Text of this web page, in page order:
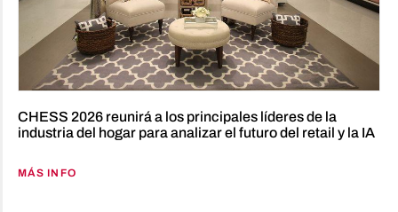
CHESS 2026 reunirá a los principales líderes de la
industria del hogar para analizar el futuro del retail y la IA
MÁS INFO